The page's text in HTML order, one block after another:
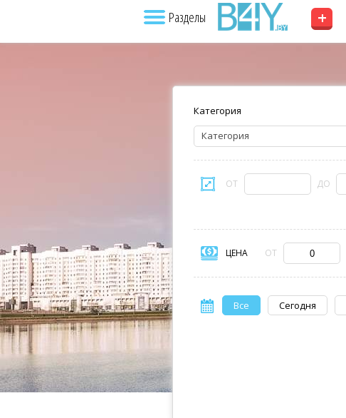
Разделы +
Категория
Категория
ОТ ДО
ЦЕНА ОТ
Все Сегодня